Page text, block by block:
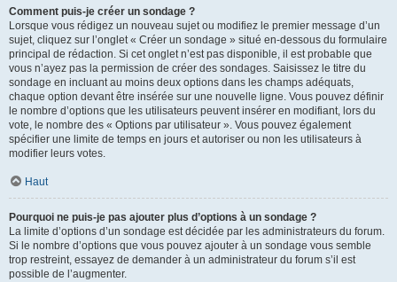
Comment puis-je créer un sondage ?
Lorsque vous rédigez un nouveau sujet ou modifiez le premier message d’un
sujet, cliquez sur l’onglet « Créer un sondage » situé en-dessous du formulaire
principal de rédaction. Si cet onglet n’est pas disponible, il est probable que
vous n’ayez pas la permission de créer des sondages. Saisissez le titre du
sondage en incluant au moins deux options dans les champs adéquats,
chaque option devant être insérée sur une nouvelle ligne. Vous pouvez définir
le nombre d’options que les utilisateurs peuvent insérer en modifiant, lors du
vote, le nombre des « Options par utilisateur ». Vous pouvez également
spécifier une limite de temps en jours et autoriser ou non les utilisateurs à
modifier leurs votes.
Haut
Pourquoi ne puis-je pas ajouter plus d’options à un sondage ?
La limite d’options d’un sondage est décidée par les administrateurs du forum.
Si le nombre d’options que vous pouvez ajouter à un sondage vous semble
trop restreint, essayez de demander à un administrateur du forum s’il est
possible de l’augmenter.